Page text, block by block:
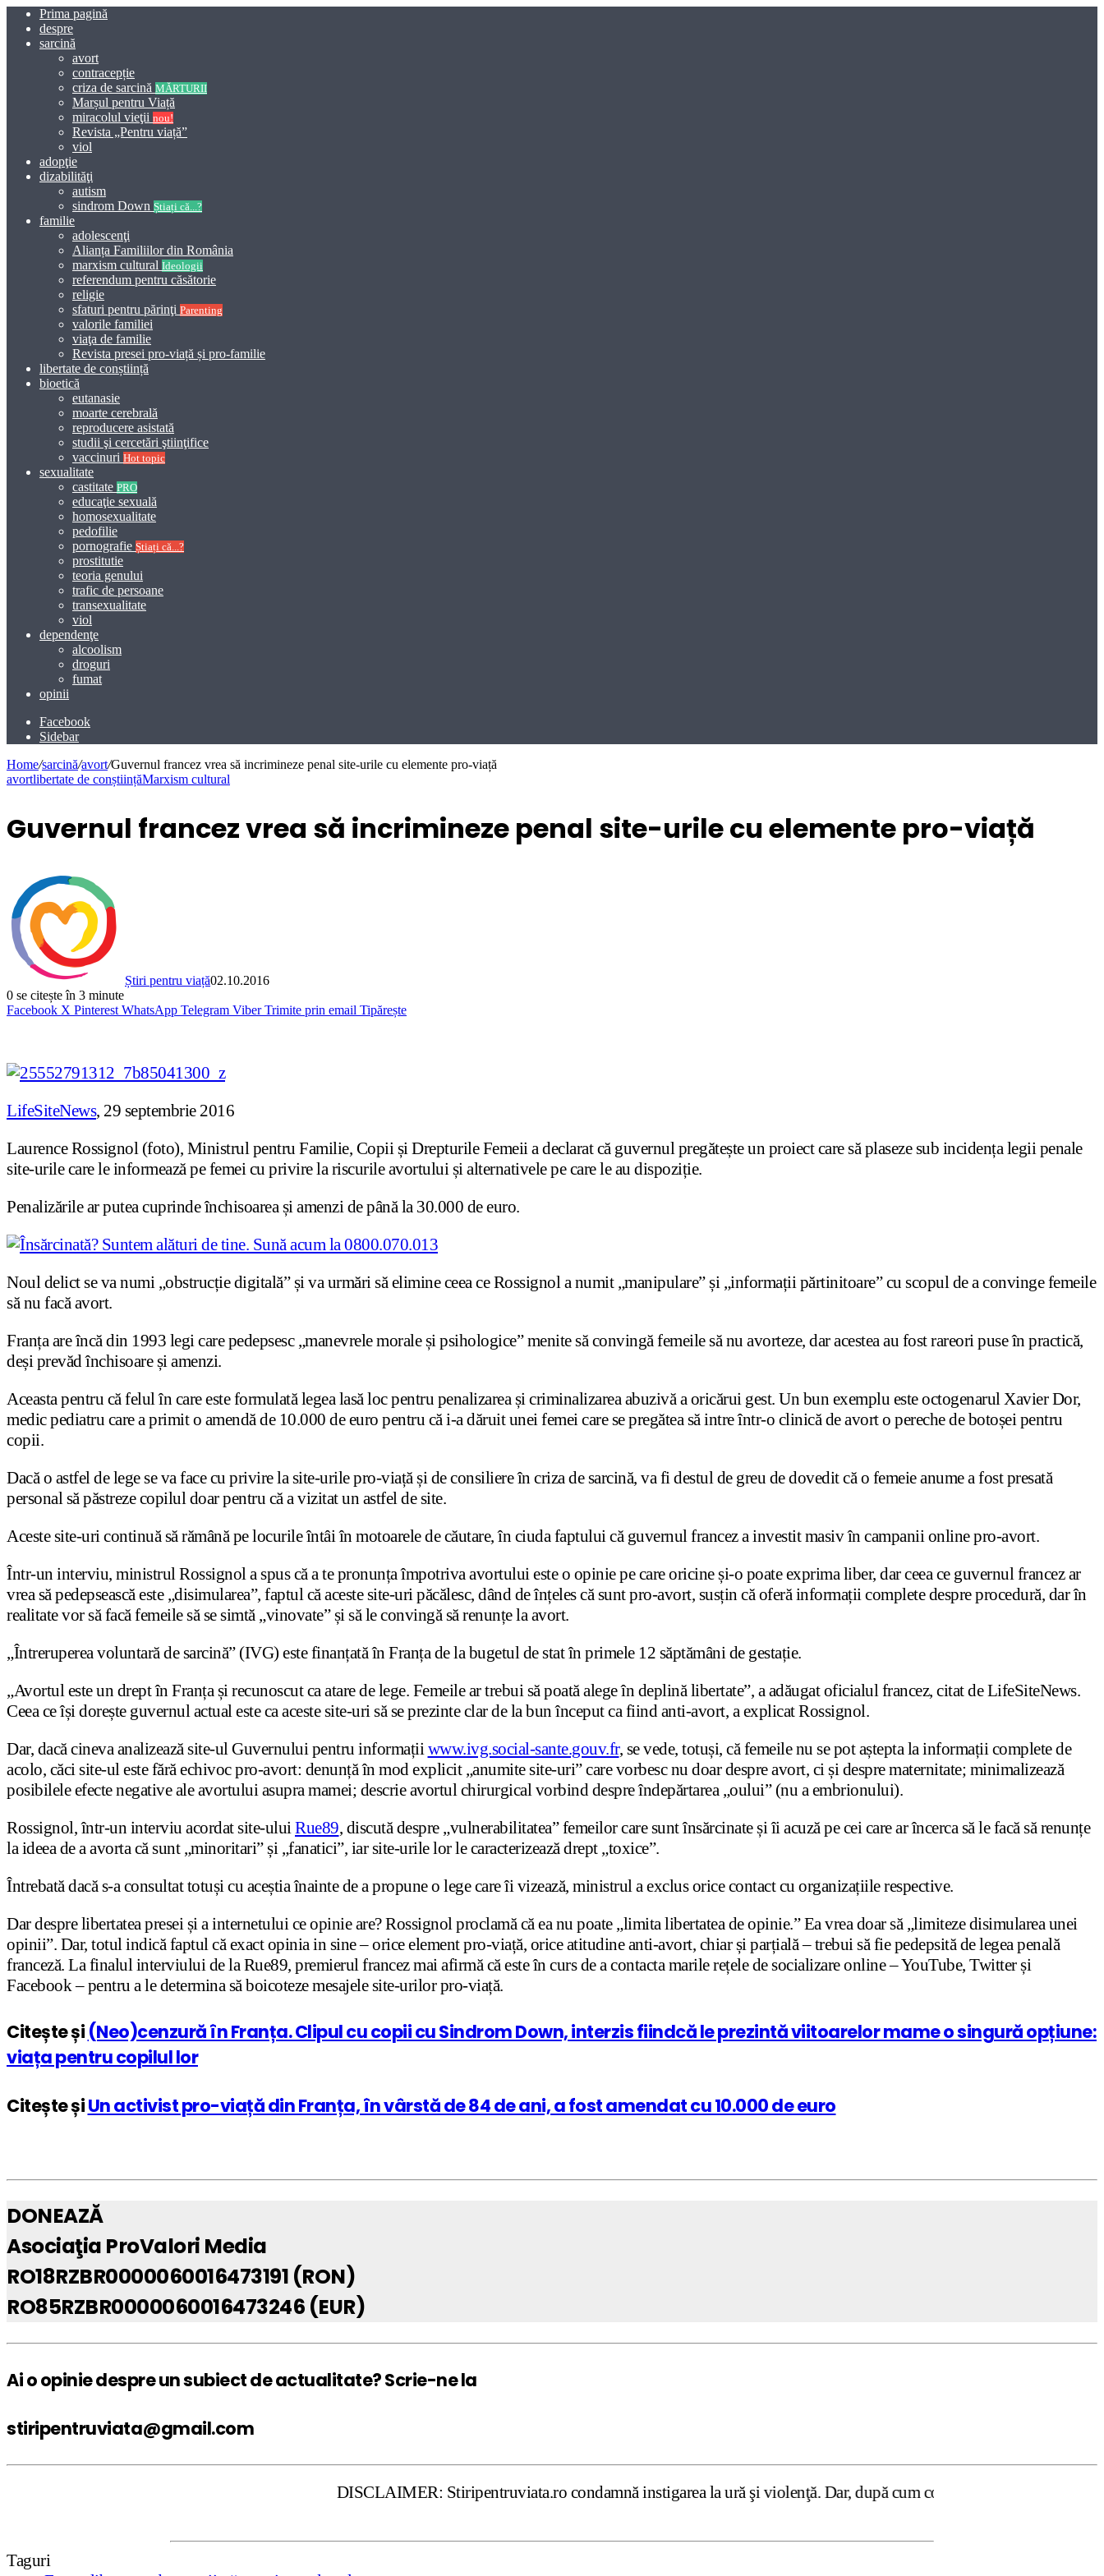
Prima pagină
despre
sarcină
avort
contracepție
criza de sarcină MĂRTURII
Marșul pentru Viață
miracolul vieţii nou!
Revista „Pentru viață”
viol
adopţie
dizabilităţi
autism
sindrom Down Știați că...?
familie
adolescenţi
Alianța Familiilor din România
marxism cultural Ideologii
referendum pentru căsătorie
religie
sfaturi pentru părinţi Parenting
valorile familiei
viaţa de familie
Revista presei pro-viață și pro-familie
libertate de conștiință
bioetică
eutanasie
moarte cerebrală
reproducere asistată
studii şi cercetări ştiinţifice
vaccinuri Hot topic
sexualitate
castitate PRO
educaţie sexuală
homosexualitate
pedofilie
pornografie Știați că...?
prostitutie
teoria genului
trafic de persoane
transexualitate
viol
dependenţe
alcoolism
droguri
fumat
opinii
Facebook
Sidebar
Home/sarcină/avort/Guvernul francez vrea să incrimineze penal site-urile cu elemente pro-viață
avortlibertate de conștiințăMarxism cultural
Guvernul francez vrea să incrimineze penal site-urile cu elemente pro-viață
Știri pentru viață02.10.2016
0 se citește în 3 minute
Facebook X Pinterest WhatsApp Telegram Viber Trimite prin email Tipărește
LifeSiteNews, 29 septembrie 2016
Laurence Rossignol (foto), Ministrul pentru Familie, Copii și Drepturile Femeii a declarat că guvernul pregătește un proiect care să plaseze sub incidența legii penale
site-urile care le informează pe femei cu privire la riscurile avortului și alternativele pe care le au dispoziție.
Penalizările ar putea cuprinde închisoarea și amenzi de până la 30.000 de euro.
Noul delict se va numi „obstrucție digitală” și va urmări să elimine ceea ce Rossignol a numit „manipulare” și „informații părtinitoare” cu scopul de a convinge femeile
să nu facă avort.
Franța are încă din 1993 legi care pedepsesc „manevrele morale și psihologice” menite să convingă femeile să nu avorteze, dar acestea au fost rareori puse în practică,
deși prevăd închisoare și amenzi.
Aceasta pentru că felul în care este formulată legea lasă loc pentru penalizarea și criminalizarea abuzivă a oricărui gest. Un bun exemplu este octogenarul Xavier Dor,
medic pediatru care a primit o amendă de 10.000 de euro pentru că i-a dăruit unei femei care se pregătea să intre într-o clinică de avort o pereche de botoșei pentru
copii.
Dacă o astfel de lege se va face cu privire la site-urile pro-viață și de consiliere în criza de sarcină, va fi destul de greu de dovedit că o femeie anume a fost presată
personal să păstreze copilul doar pentru că a vizitat un astfel de site.
Aceste site-uri continuă să rămână pe locurile întâi în motoarele de căutare, în ciuda faptului că guvernul francez a investit masiv în campanii online pro-avort.
Într-un interviu, ministrul Rossignol a spus că a te pronunța împotriva avortului este o opinie pe care oricine și-o poate exprima liber, dar ceea ce guvernul francez ar
vrea să pedepsească este „disimularea”, faptul că aceste site-uri păcălesc, dând de înțeles că sunt pro-avort, susțin că oferă informații complete despre procedură, dar în
realitate vor să facă femeile să se simtă „vinovate” și să le convingă să renunțe la avort.
„Întreruperea voluntară de sarcină” (IVG) este finanțată în Franța de la bugetul de stat în primele 12 săptămâni de gestație.
„Avortul este un drept în Franța și recunoscut ca atare de lege. Femeile ar trebui să poată alege în deplină libertate”, a adăugat oficialul francez, citat de LifeSiteNews.
Ceea ce își dorește guvernul actual este ca aceste site-uri să se prezinte clar de la bun început ca fiind anti-avort, a explicat Rossignol.
Dar, dacă cineva analizează site-ul Guvernului pentru informațiiwww.ivg.social-sante.gouv.fr, se vede, totuși, că femeile nu se pot aștepta la informații complete de
acolo, căci site-ul este fără echivoc pro-avort: denunță în mod explicit „anumite site-uri” care vorbesc nu doar despre avort, ci și despre maternitate; minimalizează
posibilele efecte negative ale avortului asupra mamei; descrie avortul chirurgical vorbind despre îndepărtarea „oului” (nu a embrionului).
Rossignol, într-un interviu acordat site-uluiRue89, discută despre „vulnerabilitatea” femeilor care sunt însărcinate și îi acuză pe cei care ar încerca să le facă să renunțe
la ideea de a avorta că sunt „minoritari” și „fanatici”, iar site-urile lor le caracterizează drept „toxice”.
Întrebată dacă s-a consultat totuși cu aceștia înainte de a propune o lege care îi vizează, ministrul a exclus orice contact cu organizațiile respective.
Dar despre libertatea presei și a internetului ce opinie are? Rossignol proclamă că ea nu poate „limita libertatea de opinie.” Ea vrea doar să „limiteze disimularea unei
opinii”. Dar, totul indică faptul că exact opinia in sine – orice element pro-viață, orice atitudine anti-avort, chiar și parțială – trebui să fie pedepsită de legea penală
franceză. La finalul interviului de la Rue89, premierul francez mai afirmă că este în curs de a contacta marile rețele de socializare online – YouTube, Twitter și
Facebook – pentru a le determina să boicoteze mesajele site-urilor pro-viață.
Citește și (Neo)cenzură în Franța. Clipul cu copii cu Sindrom Down, interzis fiindcă le prezintă viitoarelor mame o singură opțiune:
viața pentru copilul lor
Citește șiUn activist pro-viață din Franța, în vârstă de 84 de ani, a fost amendat cu 10.000 de euro
DONEAZĂ
Asociaţia ProValori Media
RO18RZBR0000060016473191 (RON)
RO85RZBR0000060016473246 (EUR)
Ai o opinie despre un subiect de actualitate? Scrie-ne la
stiripentruviata@gmail.com
DISCLAIMER: Stiripentruviata.ro condamnă instigarea la ură şi violenţă. Dar, după cum confirmă şi CEDO în cazul
Taguri